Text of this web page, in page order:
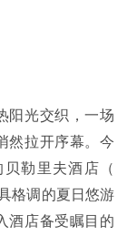
阳光交织，一场
然拉开序幕。今
勒里夫酒店（
格调的夏日悠游
酒店备受瞩目的